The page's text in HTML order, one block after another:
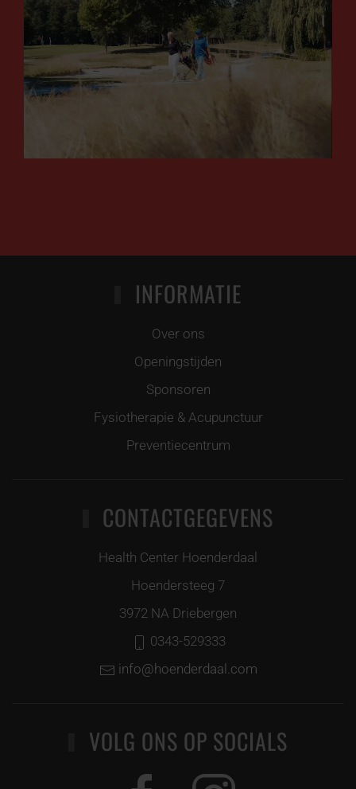
INFORMATIE
Over ons
Openingstijden
Sponsoren
Fysiotherapie & Acupunctuur
Preventiecentrum
CONTACTGEGEVENS
Health Center Hoenderdaal
Hoendersteeg 7
3972 NA Driebergen
0343-529333
info@hoenderdaal.com
VOLG ONS OP SOCIALS